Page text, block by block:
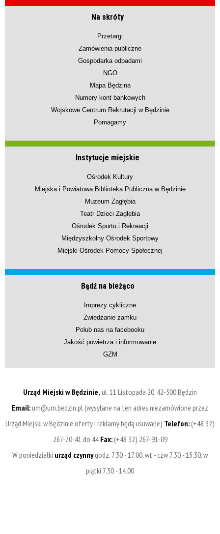
Na skróty
Przetargi
Zamówienia publiczne
Gospodarka odpadami
NGO
Mapa Będzina
Numery kont bankowych
Wojskowe Centrum Rekrutacji w Będzinie
Pomagamy
Instytucje miejskie
Ośrodek Kultury
Miejska i Powiatowa Biblioteka Publiczna w Będzinie
Muzeum Zagłębia
Teatr Dzieci Zagłębia
Ośrodek Sportu i Rekreacji
Międzyszkolny Ośrodek Sportowy
Miejski Ośrodek Pomocy Społecznej
Bądź na bieżąco
Imprezy cykliczne
Zwiedzanie zamku
Polub nas na facebooku
Jakość powietrza i informowanie
GZM
Urząd Miejski w Będzinie, ul. 11 Listopada 20, 42-500 Będzin
Email:um@um.bedzin.pl (wysyłane na ten adres niezamówione przez
Urząd Miejski w Będzinie oferty i reklamy będą usuwane) Telefon:(+48 32)
267-70-41 do 44Fax:(+48 32) 267-91-09
W poniedziałki urząd czynnygodz. 7.30 - 17.00, wt - czw 7.30 - 15.30, w
piątki 7.30 - 14.00